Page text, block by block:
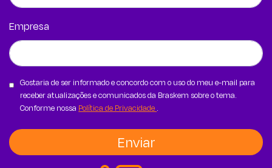
Empresa
Gostaria de ser informado e concordo com o uso do meu e-mail para
receber atualizações e comunicados da Braskem sobre o tema.
Conforme nossa Política de Privacidade